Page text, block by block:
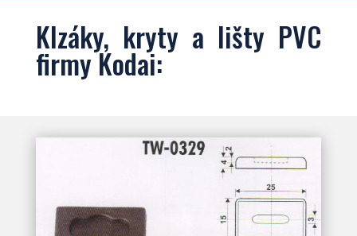
Klzáky, kryty a lišty PVC
firmy Kodai: